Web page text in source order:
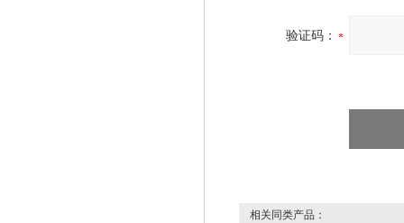
验证码：
相关同类产品：